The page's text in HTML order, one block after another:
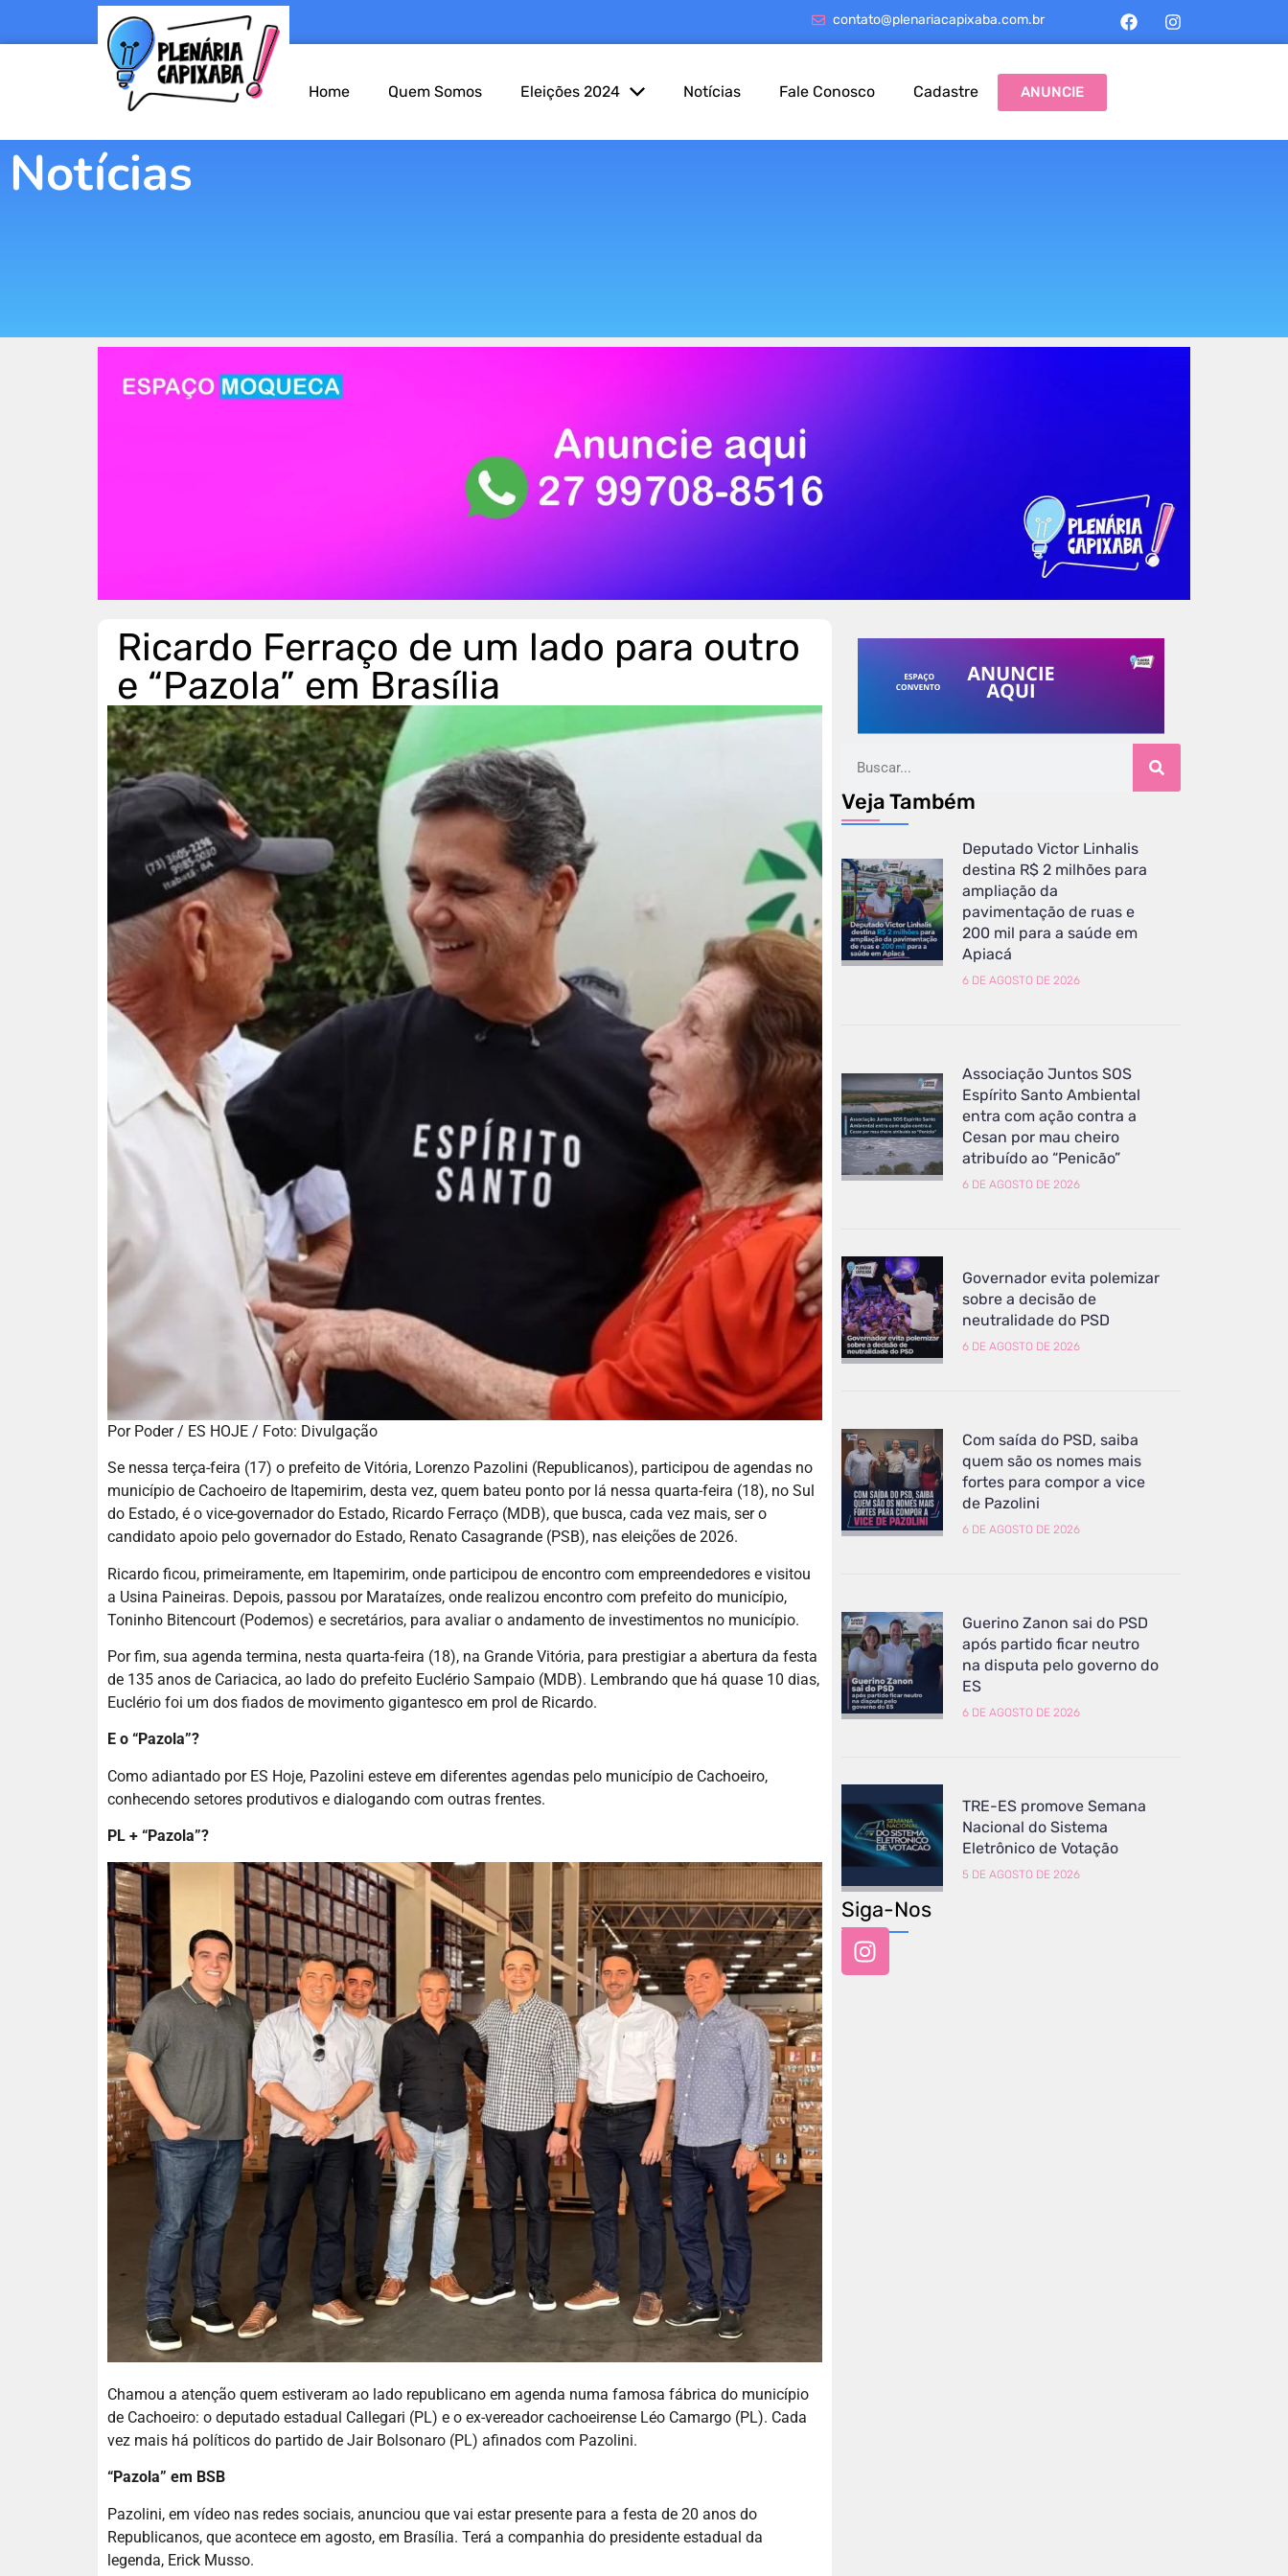
contato@plenariacapixaba.com.br
Home Quem Somos Eleições 2024 Notícias Fale Conosco Cadastre ANUNCIE
Notícias
Ricardo Ferraço de um lado para outro
e “Pazola” em Brasília
Por Poder / ES HOJE / Foto: Divulgação
Se nessa terça-feira (17) o prefeito de Vitória, Lorenzo Pazolini (Republicanos), participou de agendas no
município de Cachoeiro de Itapemirim, desta vez, quem bateu ponto por lá nessa quarta-feira (18), no Sul
do Estado, é o vice-governador do Estado, Ricardo Ferraço (MDB), que busca, cada vez mais, ser o
candidato apoio pelo governador do Estado, Renato Casagrande (PSB), nas eleições de 2026.
Ricardo ficou, primeiramente, em Itapemirim, onde participou de encontro com empreendedores e visitou
a Usina Paineiras. Depois, passou por Marataízes, onde realizou encontro com prefeito do município,
Toninho Bitencourt (Podemos) e secretários, para avaliar o andamento de investimentos no município.
Por fim, sua agenda termina, nesta quarta-feira (18), na Grande Vitória, para prestigiar a abertura da festa
de 135 anos de Cariacica, ao lado do prefeito Euclério Sampaio (MDB). Lembrando que há quase 10 dias,
Euclério foi um dos fiados de movimento gigantesco em prol de Ricardo.
E o “Pazola”?
Como adiantado por ES Hoje, Pazolini esteve em diferentes agendas pelo município de Cachoeiro,
conhecendo setores produtivos e dialogando com outras frentes.
PL + “Pazola”?
Chamou a atenção quem estiveram ao lado republicano em agenda numa famosa fábrica do município
de Cachoeiro: o deputado estadual Callegari (PL) e o ex-vereador cachoeirense Léo Camargo (PL). Cada
vez mais há políticos do partido de Jair Bolsonaro (PL) afinados com Pazolini.
“Pazola” em BSB
Pazolini, em vídeo nas redes sociais, anunciou que vai estar presente para a festa de 20 anos do
Republicanos, que acontece em agosto, em Brasília. Terá a companhia do presidente estadual da
legenda, Erick Musso.
Veja Também
Deputado Victor Linhalis
destina R$ 2 milhões para
ampliação da
pavimentação de ruas e
200 mil para a saúde em
Apiacá
6 DE AGOSTO DE 2026
Associação Juntos SOS
Espírito Santo Ambiental
entra com ação contra a
Cesan por mau cheiro
atribuído ao “Penicão”
6 DE AGOSTO DE 2026
Governador evita polemizar
sobre a decisão de
neutralidade do PSD
6 DE AGOSTO DE 2026
Com saída do PSD, saiba
quem são os nomes mais
fortes para compor a vice
de Pazolini
6 DE AGOSTO DE 2026
Guerino Zanon sai do PSD
após partido ficar neutro
na disputa pelo governo do
ES
6 DE AGOSTO DE 2026
TRE-ES promove Semana
Nacional do Sistema
Eletrônico de Votação
5 DE AGOSTO DE 2026
Siga-Nos